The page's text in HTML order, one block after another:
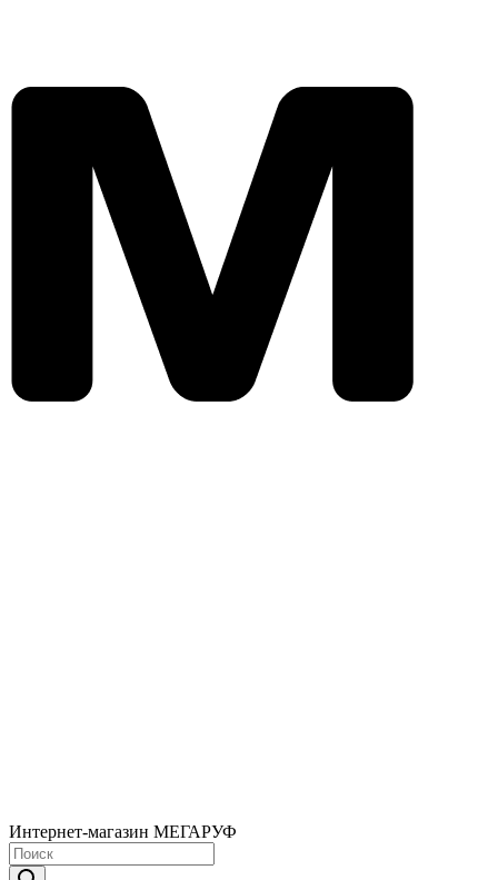
Интернет-магазин МЕГАРУФ